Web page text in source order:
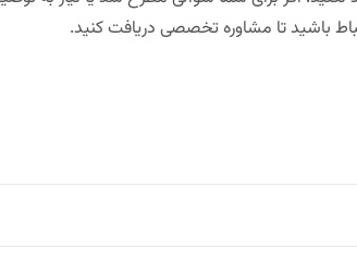
باشید تا مشاوره تخصصی دریافت کنید.